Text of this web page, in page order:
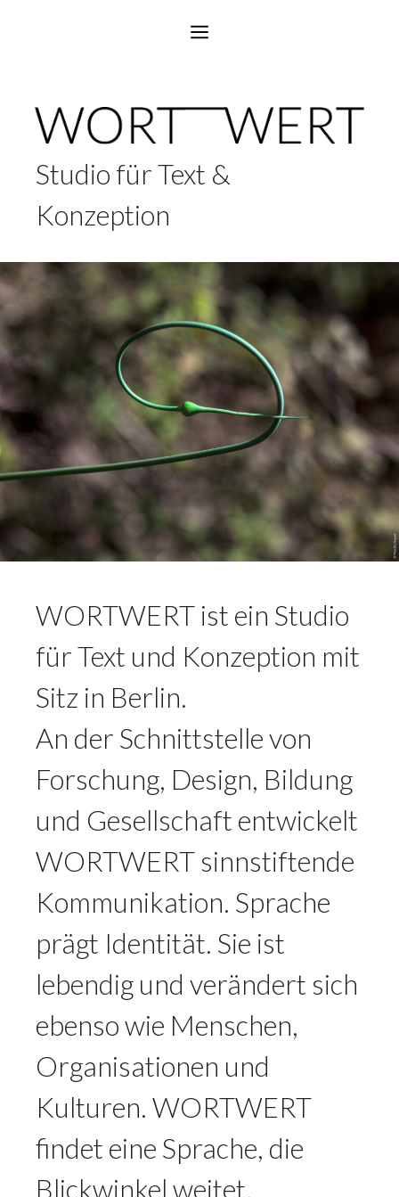
Menü
Studio für Text &
Konzeption
WORTWERT ist ein Studio
für Text und Konzeption mit
Sitz in Berlin.
An der Schnittstelle von
Forschung, Design, Bildung
und Gesellschaft entwickelt
WORTWERT sinnstiftende
Kommunikation. Sprache
prägt Identität. Sie ist
lebendig und verändert sich
ebenso wie Menschen,
Organisationen und
Kulturen. WORTWERT
findet eine Sprache, die
Blickwinkel weitet,